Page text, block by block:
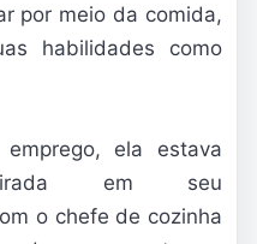
por meio da comida,
habilidades como
ela estava
em seu
o chefe de cozinha